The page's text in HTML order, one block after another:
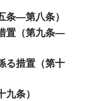
条―第八条）
置（第九条―
る措置（第十
条）